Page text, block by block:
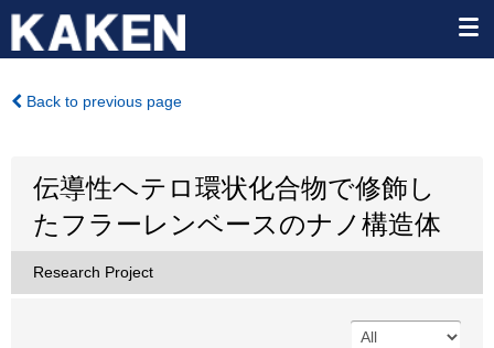
Back to previous page
伝導性ヘテロ環状化合物で修飾し
たフラーレンベースのナノ構造体
Research Project